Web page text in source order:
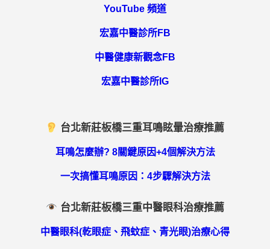
YouTube 頻道
宏嘉中醫診所FB
中醫健康新觀念FB
宏嘉中醫診所IG
台北新莊板橋三重耳鳴眩暈治療推薦
耳鳴怎麼辦? 8關鍵原因+4個解決方法
一次搞懂耳鳴原因：4步驟解決方法
台北新莊板橋三重中醫眼科治療推薦
中醫眼科(乾眼症、飛蚊症、青光眼)治療心得